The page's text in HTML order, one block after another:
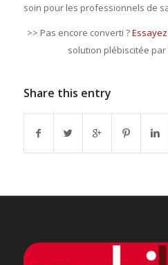
soin pour les professionnels de
>> Pas encore converti ?
solution plébiscitée
Share this entry